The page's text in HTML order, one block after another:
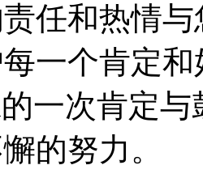
任和热情
一个肯定
的一次肯定
的努力。